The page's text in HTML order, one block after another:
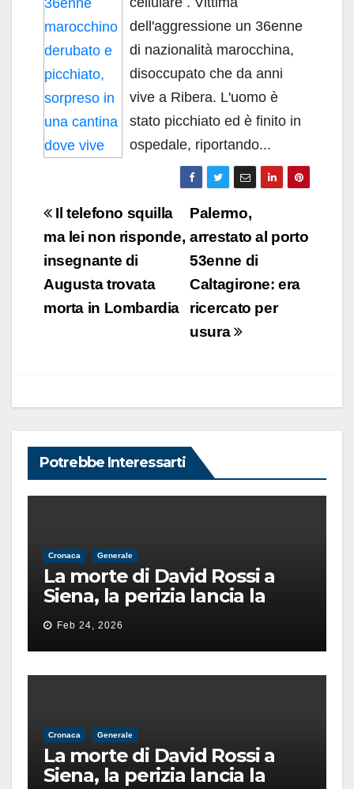
dell'aggressione un 36enne
di nazionalità marocchina,
disoccupato che da anni
vive a Ribera. L'uomo è
stato picchiato ed è finito in
ospedale, riportando...
Navigazione
articoli
Palermo,
arrestato al porto
53enne di
Caltagirone: era
ricercato per
usura
Il telefono squilla
ma lei non risponde,
insegnante di
Augusta trovata
morta in Lombardia
Potrebbe Interessarti
Cronaca Generale
La morte di David Rossi a
Siena, la perizia lancia la
pista di un’intimidazione
finita male
Feb 24, 2026
Cronaca Generale
La morte di David Rossi a
Siena, la perizia lancia la